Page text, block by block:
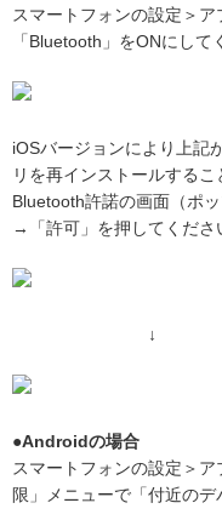
スマートフォンの設定＞
「Bluetooth」をONにして
iOSバージョンにより上記
リを再インストールするこ
Bluetooth許諾の画面（ポ
→「許可」を押してくださ
↓
●Androidの場合
スマートフォンの設定＞
限」メニューで「付近のデ